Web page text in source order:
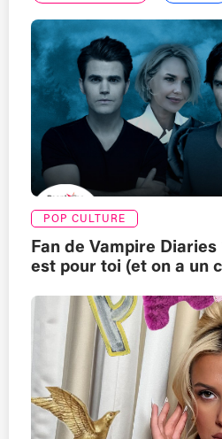
POP CULTURE
Fan de Vampire Diaries
est pour toi (et on a un